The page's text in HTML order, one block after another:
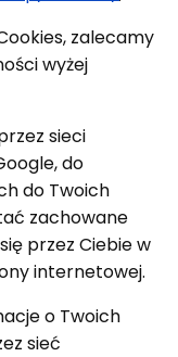
zalecamy
wyżej
sieci
do
do Twoich
zachowane
przez Ciebie w
internetowej.
o Twoich
sieć